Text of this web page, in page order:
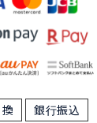
銀行振込